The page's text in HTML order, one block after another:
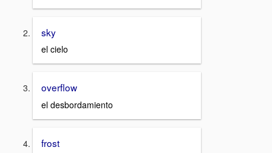
sky
el cielo
overflow
el desbordamiento
frost